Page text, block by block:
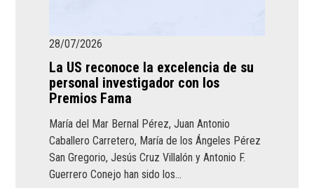
28/07/2026
La US reconoce la excelencia de su
personal investigador con los
Premios Fama
María del Mar Bernal Pérez, Juan Antonio
Caballero Carretero, María de los Ángeles Pérez
San Gregorio, Jesús Cruz Villalón y Antonio F.
Guerrero Conejo han sido los...